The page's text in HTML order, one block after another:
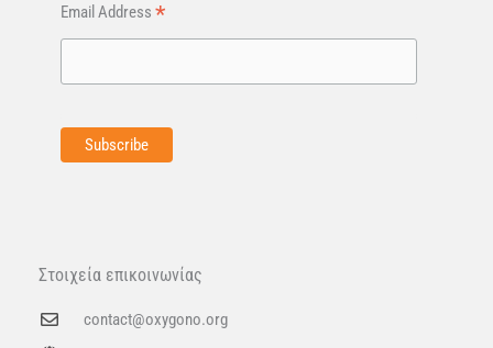
Email Address *
Στοιχεία επικοινωνίας
contact@oxygono.org